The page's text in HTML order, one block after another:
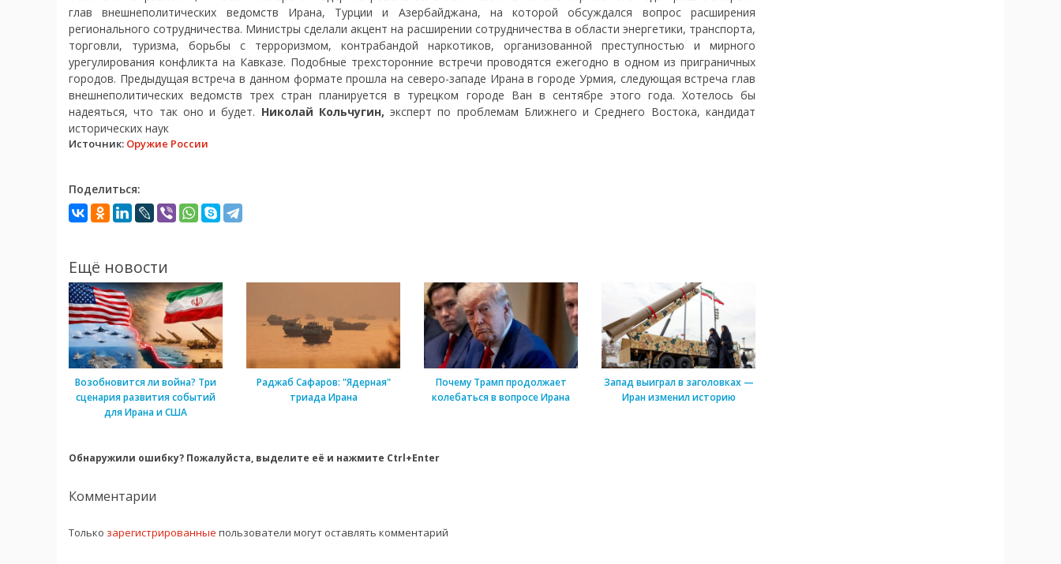
глав внешнеполитических ведомств Ирана, Турции и Азербайджана, на которой обсуждался вопрос расширения
регионального сотрудничества. Министры сделали акцент на расширении сотрудничества в области энергетики, транспорта,
торговли, туризма, борьбы с терроризмом, контрабандой наркотиков, организованной преступностью и мирного
урегулирования конфликта на Кавказе. Подобные трехсторонние встречи проводятся ежегодно в одном из приграничных
городов. Предыдущая встреча в данном формате прошла на северо-западе Ирана в городе Урмия, следующая встреча глав
внешнеполитических ведомств трех стран планируется в турецком городе Ван в сентябре этого года. Хотелось бы
надеяться, что так оно и будет. Николай Кольчугин, эксперт по проблемам Ближнего и Среднего Востока, кандидат
исторических наук
Источник: Оружие России
Поделиться:
Ещё новости
Возобновится ли война? Три
сценария развития событий
для Ирана и США
Раджаб Сафаров: "Ядерная"
триада Ирана
Почему Трамп продолжает
колебаться в вопросе Ирана
Запад выиграл в заголовках —
Иран изменил историю
Обнаружили ошибку? Пожалуйста, выделите её и нажмите Ctrl+Enter
Комментарии
Только зарегистрированные пользователи могут оставлять комментарий